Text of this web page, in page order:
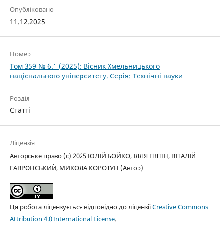
Опубліковано
11.12.2025
Номер
Том 359 № 6.1 (2025): Вісник Хмельницького
національного університету. Серія: Технічні науки
Розділ
Статті
Ліцензія
Авторське право (c) 2025 ЮЛІЙ БОЙКО, ІЛЛЯ ПЯТІН, ВІТАЛІЙ
ГАВРОНСЬКИЙ, МИКОЛА КОРОТУН (Автор)
Ця робота ліцензується відповідно до ліцензіїCreative Commons
Attribution 4.0 International License.